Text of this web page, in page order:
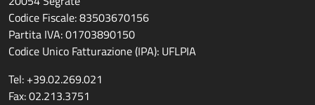
Codice Fiscale: 83503670156
Partita IVA: 01703890150
Codice Unico Fatturazione (IPA): UFLPIA
Tel: +39.02.269.021
Fax: 02.213.3751